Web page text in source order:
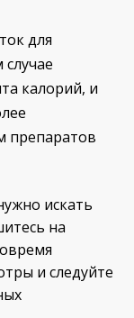
для
калорий, и
препаратов
искать
на
и следуйте